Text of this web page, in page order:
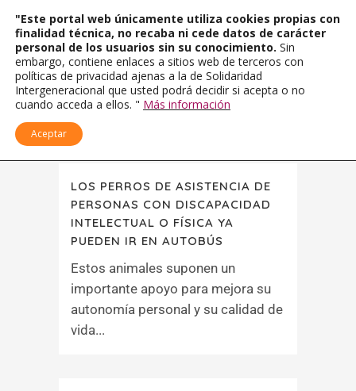
LOS PERROS DE ASISTENCIA DE
PERSONAS CON DISCAPACIDAD
INTELECTUAL O FÍSICA YA
PUEDEN IR EN AUTOBÚS
Estos animales suponen un
importante apoyo para mejora su
autonomía personal y su calidad de
vida...
"Este portal web únicamente utiliza cookies propias con
finalidad técnica, no recaba ni cede datos de carácter
personal de los usuarios sin su conocimiento. Sin
embargo, contiene enlaces a sitios web de terceros con
políticas de privacidad ajenas a la de Solidaridad
Intergeneracional que usted podrá decidir si acepta o no
cuando acceda a ellos. " Más información
Aceptar